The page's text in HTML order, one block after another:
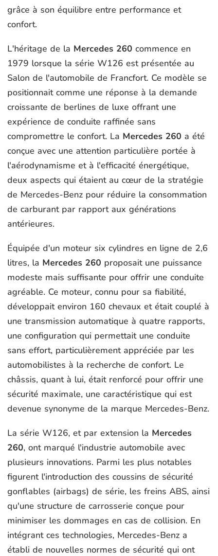
grâce à son équilibre entre performance et
confort.
L'héritage de la Mercedes 260 commence en
1979 lorsque la série W126 est présentée au
Salon de l'automobile de Francfort. Ce modèle se
positionnait comme une réponse à la demande
croissante de berlines de luxe offrant une
expérience de conduite raffinée sans
compromettre le confort. La Mercedes 260 a été
conçue avec une attention particulière portée à
l'aérodynamisme et à l'efficacité énergétique,
deux aspects qui étaient au cœur de la stratégie
de Mercedes-Benz pour réduire la consommation
de carburant par rapport aux générations
antérieures.
Équipée d'un moteur six cylindres en ligne de 2,6
litres, la Mercedes 260 proposait une puissance
modeste mais suffisante pour offrir une conduite
agréable. Ce moteur, connu pour sa fiabilité,
développait environ 160 chevaux et était couplé à
une transmission automatique à quatre rapports,
une configuration qui permettait une conduite
sans effort, particulièrement appréciée par les
automobilistes à la recherche de confort. Le
châssis, quant à lui, était renforcé pour offrir une
sécurité maximale, une caractéristique qui est
devenue synonyme de la marque Mercedes-Benz.
La série W126, et par extension la Mercedes
260, ont marqué l'industrie automobile avec
plusieurs innovations. Parmi les plus notables
figurent l'introduction des coussins de sécurité
gonflables (airbags) de série, les freins ABS, ainsi
qu'une structure de carrosserie conçue pour
minimiser les dommages en cas de collision. En
intégrant ces technologies, Mercedes-Benz a
établi de nouvelles normes de sécurité qui ont